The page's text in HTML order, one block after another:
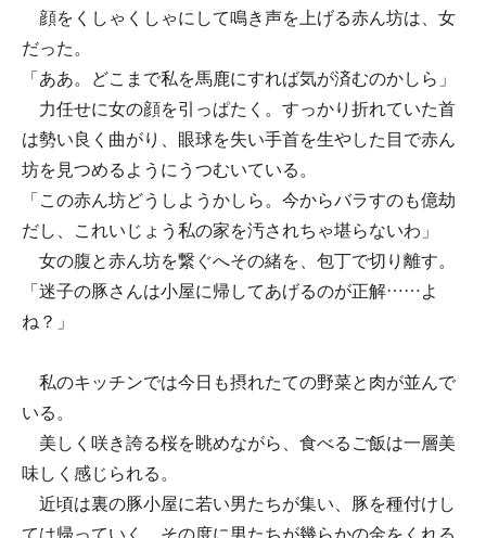
顔をくしゃくしゃにして鳴き声を上げる赤ん坊は、女
だった。
「ああ。どこまで私を馬鹿にすれば気が済むのかしら」
力任せに女の顔を引っぱたく。すっかり折れていた首
は勢い良く曲がり、眼球を失い手首を生やした目で赤ん
坊を見つめるようにうつむいている。
「この赤ん坊どうしようかしら。今からバラすのも億劫
だし、これいじょう私の家を汚されちゃ堪らないわ」
女の腹と赤ん坊を繋ぐへその緒を、包丁で切り離す。
「迷子の豚さんは小屋に帰してあげるのが正解……よ
ね？」
私のキッチンでは今日も摂れたての野菜と肉が並んで
いる。
美しく咲き誇る桜を眺めながら、食べるご飯は一層美
味しく感じられる。
近頃は裏の豚小屋に若い男たちが集い、豚を種付けし
ては帰っていく。その度に男たちが幾らかの金をくれる